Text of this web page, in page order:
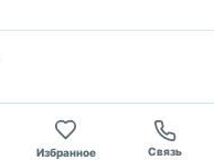
Избранное Связь